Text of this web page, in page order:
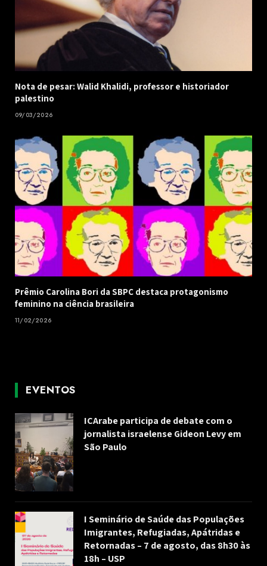
Nota de pesar: Walid Khalidi, professor e historiador
palestino
09/03/2026
Prêmio Carolina Bori da SBPC destaca protagonismo
feminino na ciência brasileira
11/02/2026
EVENTOS
ICArabe participa de debate com o
jornalista israelense Gideon Levy em
São Paulo
I Seminário de Saúde das Populações
Imigrantes, Refugiadas, Apátridas e
Retornadas – 7 de agosto, das 8h30 às
18h – USP